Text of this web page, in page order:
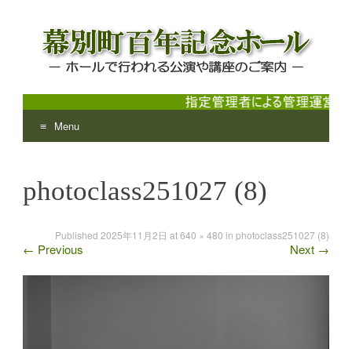
幕別町百年記念ホール
ホールで行われる公演や講座のご案内
Menu
content
photoclass251027 (8)
Published 2025年11月2日 at640 × 480 in photoclass251027 (8)
← Previous Next →